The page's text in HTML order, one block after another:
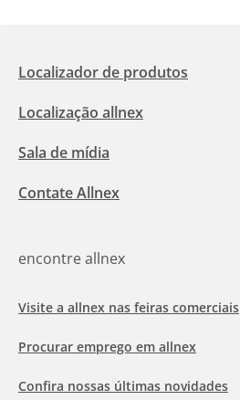
Localizador de produtos
Localização allnex
Sala de mídia
Contate Allnex
encontre allnex
Visite a allnex nas feiras comerciais
Procurar emprego em allnex
Confira nossas últimas novidades